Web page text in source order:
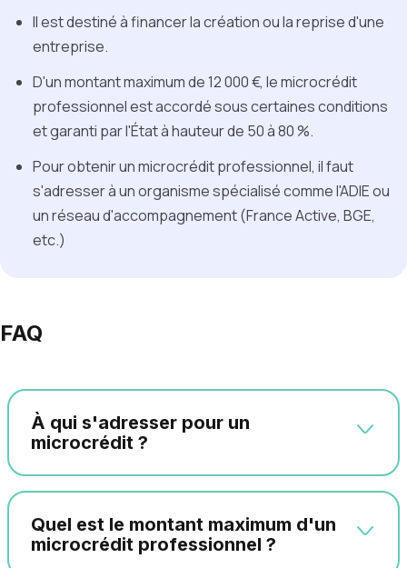
Il est destiné à financer la création ou la reprise d'une
entreprise.
D'un montant maximum de 12 000 €, le microcrédit
professionnel est accordé sous certaines conditions
et garanti par l'État à hauteur de 50 à 80 %.
Pour obtenir un microcrédit professionnel, il faut
s'adresser à un organisme spécialisé comme l'ADIE ou
un réseau d'accompagnement (France Active, BGE,
etc.)
FAQ
À qui s'adresser pour un
microcrédit ?
Quel est le montant maximum d'un
microcrédit professionnel ?